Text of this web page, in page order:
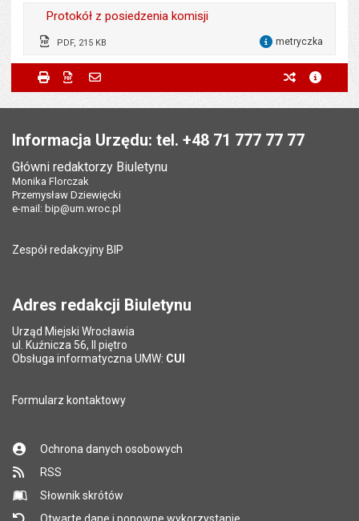
Protokół z posiedzenia komisji
PDF, 215 KB metryczka
Wytworzył:
Magdalena Razik-Trziszka
Data wytworzenia:
17.01.2023
Data opublikowania:
25.01.2023 12:06
Liczba pobrań:
Metryczka
Wytworzył:
Magdalena Razik-Trziszka
Ostatnio zaktualizował:
Data ostatniej aktualizacji:
Powiadom znajomego
Powiadom znajomego
Twoje imię i nazwisko
Twój adres e-mail Pole wymagane
Tytuł e-mailaPole wymagane
*
Adres e-mail znajomego
Pytanie antyspamowe
*
Pole wymagane
Drukuj Zapisz do PDF poprzednie
Informacja Urzędu: tel. +48 71 777 77 77
Główni redaktorzy Biuletynu
Monika Florczak
Przemysław Dziewięcki
e-mail: bip@um.wroc.pl
Zespół redakcyjny BIP
Adres redakcji Biuletynu
Urząd Miejski Wrocławia
ul. Kuźnicza 56, II piętro
Obsługa informatyczna UMW: CUI
Formularz kontaktowy
Ochrona danych osobowych
RSS
Słownik skrótów